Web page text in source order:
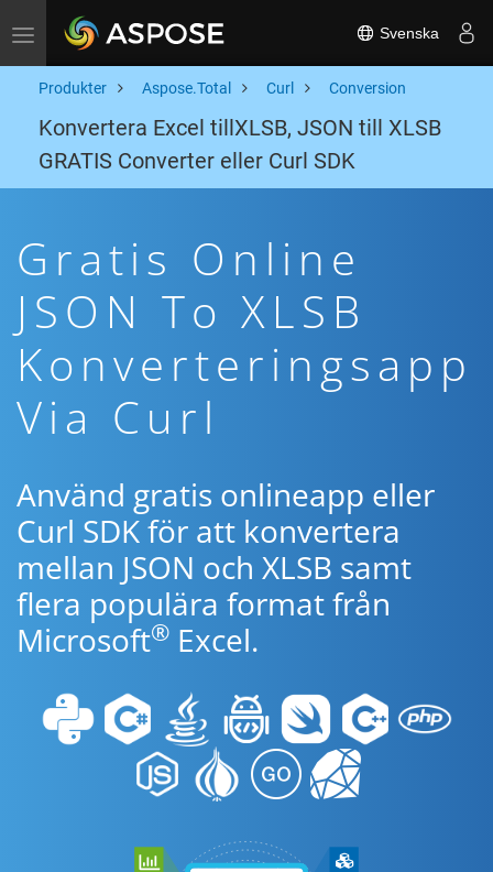
Toggle navigation Svenska
Produkter Aspose.Total Curl Conversion
Konvertera Excel tillXLSB, JSON till XLSB
GRATIS Converter eller Curl SDK
Gratis Online
JSON To XLSB
Konverteringsapp
Via Curl
Använd gratis onlineapp eller
Curl SDK för att konvertera
mellan JSON och XLSB samt
flera populära format från
Microsoft® Excel.